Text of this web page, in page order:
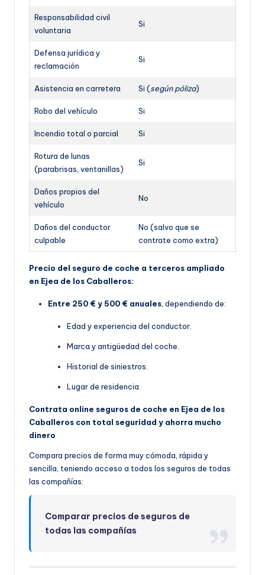
Responsabilidad civil
voluntaria
Si
Defensa jurídica y
reclamación
Si
Asistencia en carretera Si (según póliza)
Robo del vehículo Si
Incendio total o parcial Si
Rotura de lunas
(parabrisas, ventanillas)
Si
Daños propios del
vehículo
No
Daños del conductor
culpable
No (salvo que se
contrate como extra)
Precio del seguro de coche a terceros ampliado
en Ejea de los Caballeros:
Entre 250 € y 500 € anuales , dependiendo de:
Edad y experiencia del conductor.
Marca y antigüedad del coche.
Historial de siniestros.
Lugar de residencia.
Contrata online seguros de coche en Ejea de los
Caballeros con total seguridad y ahorra mucho
dinero
Compara precios de forma muy cómoda, rápida y
sencilla, teniendo acceso a todos los seguros de todas
las compañías:
Comparar precios de seguros de
todas las compañías